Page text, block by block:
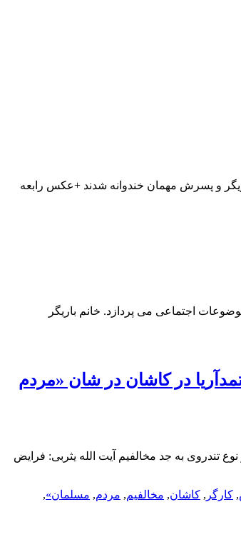
و پسرش مهمان خندوانه شدند +عکس رابعه
اجتماعی می پردازد. خانم باریگر
در کاشان در شان «مردم
تندروی به جد مخالفیم آیت الله یثربی: فرایض
, کارگر , کاشان, مخالفیم, مردم, مسلمان»,